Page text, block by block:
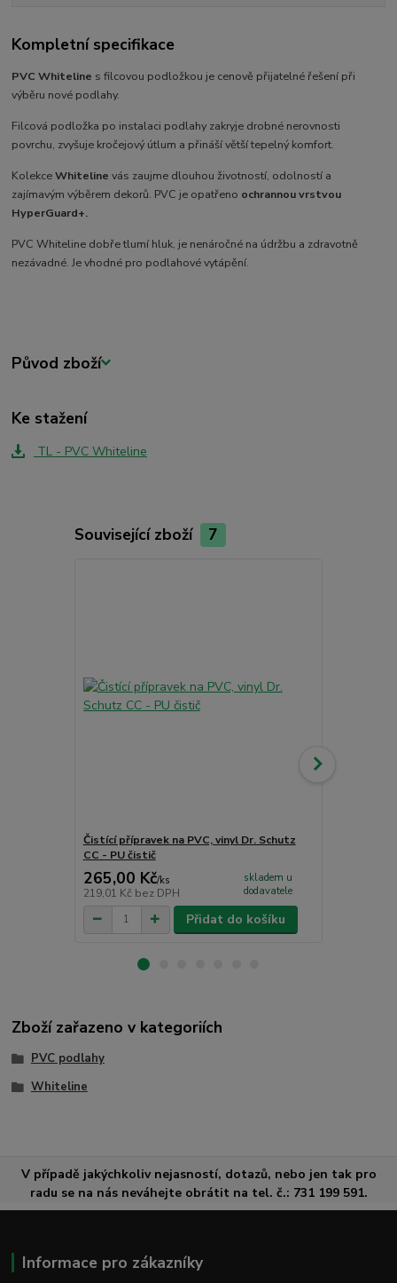
Kompletní specifikace
PVCWhiteline s filcovou podložkou je cenově přijatelné řešení při
výběru nové podlahy.
Filcová podložka po instalaci podlahy zakryje drobné nerovnosti
povrchu, zvyšuje kročejový útlum a přináší větší tepelný komfort.
KolekceWhiteline vás zaujme dlouhou životností, odolností a
zajímavým výběrem dekorů. PVC je opatřeno ochrannou vrstvou
HyperGuard+.
PVC Whiteline dobře tlumí hluk, je nenáročné na údržbu a zdravotně
nezávadné. Je vhodné pro podlahové vytápění.
Původ zboží
Ke stažení
TL - PVC Whiteline
Související zboží 7
Čistící přípravek na PVC, vinyl Dr. Schutz
CC - PU čistič
265,00 Kč/ks
219,01 Kč bez DPH
skladem u
dodavatele
Přidat do košíku
Zboží zařazeno v kategoriích
PVC podlahy
Whiteline
V případě jakýchkoliv nejasností, dotazů, nebo jen tak pro
radu se na nás neváhejte obrátit na tel. č.: 731 199 591.
Informace pro zákazníky